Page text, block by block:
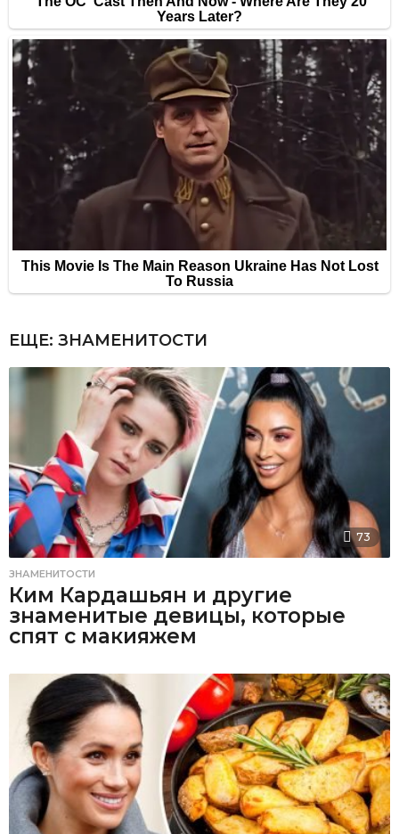
ЕЩЕ: ЗНАМЕНИТОСТИ
73
ЗНАМЕНИТОСТИ
Ким Кардашьян и другие
знаменитые девицы, которые
спят с макияжем